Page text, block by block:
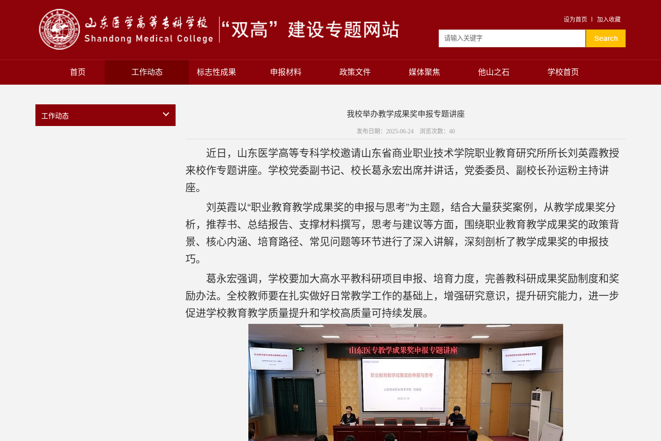
设为首页 加入收藏
首页 工作动态 标志性成果 申报材料 政策文件 媒体聚焦 他山之石 学校首页
工作动态 我校举办教学成果奖申报专题讲座
发布日期：2025-06-24 浏览次数： 40
近日，山东医学高等专科学校邀请山东省商业职业技术学院职业教育研究所所长刘英霞教授
来校作专题讲座。学校党委副书记、校长葛永宏出席并讲话，党委委员、副校长孙运粉主持讲
座。
刘英霞以“职业教育教学成果奖的申报与思考”为主题，结合大量获奖案例，从教学成果奖分
析，推荐书、总结报告、支撑材料撰写，思考与建议等方面，围绕职业教育教学成果奖的政策背
景、核心内涵、培育路径、常见问题等环节进行了深入讲解，深刻剖析了教学成果奖的申报技
巧。
葛永宏强调，学校要加大高水平教科研项目申报、培育力度，完善教科研成果奖励制度和奖
励办法。全校教师要在扎实做好日常教学工作的基础上，增强研究意识，提升研究能力，进一步
促进学校教育教学质量提升和学校高质量可持续发展。